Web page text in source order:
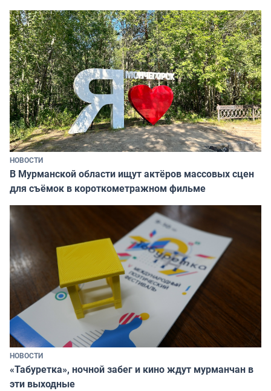
НОВОСТИ
В Мурманской области ищут актёров массовых сцен
для съёмок в короткометражном фильме
НОВОСТИ
«Табуретка», ночной забег и кино ждут мурманчан в
эти выходные